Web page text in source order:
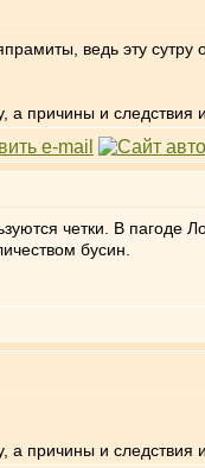
ведь эту сутру
причины и следствия
четки. В
бусин.
причины и следствия